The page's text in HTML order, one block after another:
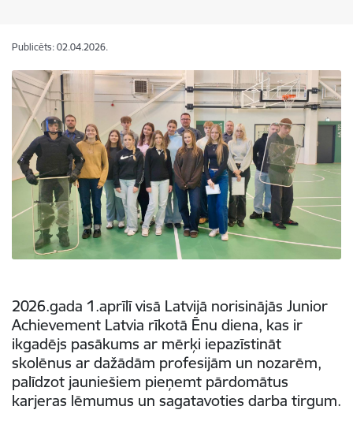
Publicēts: 02.04.2026.
2026.gada 1.aprīlī visā Latvijā norisinājās Junior
Achievement Latvia rīkotā Ēnu diena, kas ir
ikgadējs pasākums ar mērķi iepazīstināt
skolēnus ar dažādām profesijām un nozarēm,
palīdzot jauniešiem pieņemt pārdomātus
karjeras lēmumus un sagatavoties darba tirgum.